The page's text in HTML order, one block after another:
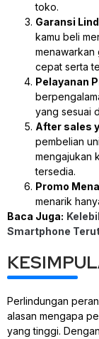
toko.
Garansi
kamu beli
menawarkan
cepat serta
Pelayanan
yang sesuai
After sales
pembelian
mengajukan
tersedia.
Promo
menarik
Baca Juga:
Smartphone
Perlindungan
alasan mengapa
yang tinggi.